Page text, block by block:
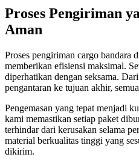
Proses Pengiriman
Aman
Proses pengiriman cargo bandara
memberikan efisiensi maksimal.
diperhatikan dengan seksama.
pengantaran ke tujuan akhir,
Pengemasan yang tepat menjadi
kami memastikan setiap paket
terhindar dari kerusakan selama
material berkualitas tinggi yang
dikirim.